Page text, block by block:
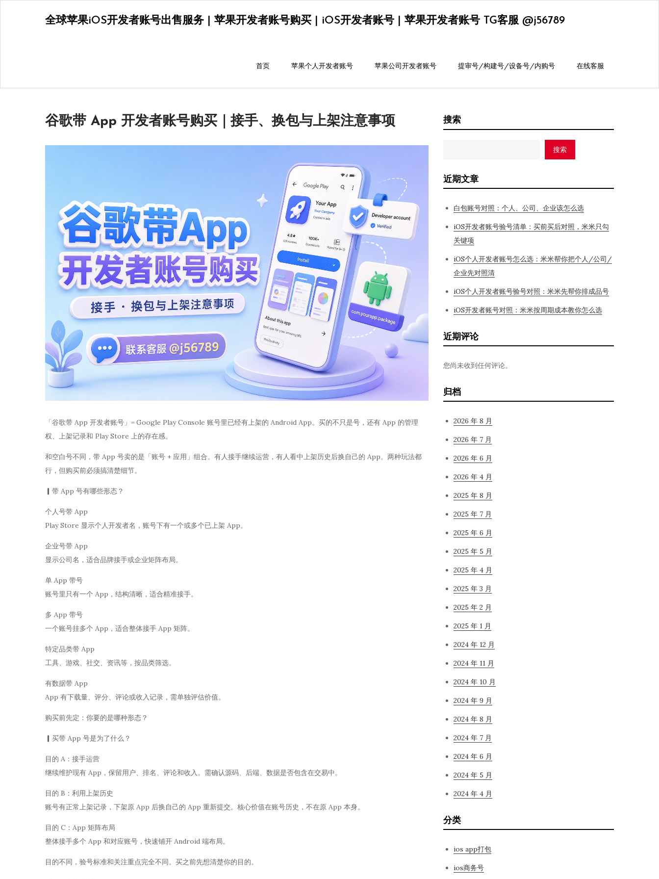
全球苹果iOS开发者账号出售服务 | 苹果开发者账号购买 | iOS开发者账号 | 苹果开发者账号 TG客服 @j56789
首页 苹果个人开发者账号 苹果公司开发者账号 提审号/构建号/设备号/内购号 在线客服
谷歌带 App 开发者账号购买｜接手、换包与上架注意事项
「谷歌带 App 开发者账号」= Google Play Console 账号里已经有上架的 Android App。买的不只是号，还有 App 的管理
权、上架记录和 Play Store 上的存在感。
和空白号不同，带 App 号卖的是「账号 + 应用」组合。有人接手继续运营，有人看中上架历史后换自己的 App。两种玩法都
行，但购买前必须搞清楚细节。
▎带 App 号有哪些形态？
个人号带 App
Play Store 显示个人开发者名，账号下有一个或多个已上架 App。
企业号带 App
显示公司名，适合品牌接手或企业矩阵布局。
单 App 带号
账号里只有一个 App，结构清晰，适合精准接手。
多 App 带号
一个账号挂多个 App，适合整体接手 App 矩阵。
特定品类带 App
工具、游戏、社交、资讯等，按品类筛选。
有数据带 App
App 有下载量、评分、评论或收入记录，需单独评估价值。
购买前先定：你要的是哪种形态？
▎买带 App 号是为了什么？
目的 A：接手运营
继续维护现有 App，保留用户、排名、评论和收入。需确认源码、后端、数据是否包含在交易中。
目的 B：利用上架历史
账号有正常上架记录，下架原 App 后换自己的 App 重新提交。核心价值在账号历史，不在原 App 本身。
目的 C：App 矩阵布局
整体接手多个 App 和对应账号，快速铺开 Android 端布局。
目的不同，验号标准和关注重点完全不同。买之前先想清楚你的目的。
搜索
搜索
近期文章
白包账号对照：个人、公司、企业该怎么选
iOS开发者账号验号清单：买前买后对照，米米只勾
关键项
iOS个人开发者账号怎么选：米米帮你把个人/公司/
企业先对照清
iOS个人开发者账号验号对照：米米先帮你排成品号
iOS开发者账号对照：米米按周期成本教你怎么选
近期评论
您尚未收到任何评论。
归档
2026 年 8 月
2026 年 7 月
2026 年 6 月
2026 年 4 月
2025 年 8 月
2025 年 7 月
2025 年 6 月
2025 年 5 月
2025 年 4 月
2025 年 3 月
2025 年 2 月
2025 年 1 月
2024 年 12 月
2024 年 11 月
2024 年 10 月
2024 年 9 月
2024 年 8 月
2024 年 7 月
2024 年 6 月
2024 年 5 月
2024 年 4 月
分类
ios app打包
ios商务号